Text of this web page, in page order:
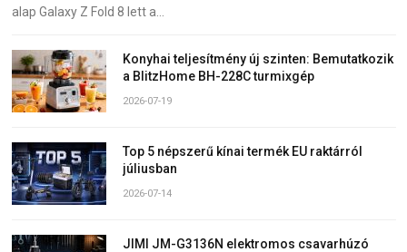
alap Galaxy Z Fold 8 lett a…
Konyhai teljesítmény új szinten: Bemutatkozik
a BlitzHome BH-228C turmixgép
2026-07-19
Top 5 népszerű kínai termék EU raktárról
júliusban
2026-07-14
JIMI JM-G3136N elektromos csavarhúzó